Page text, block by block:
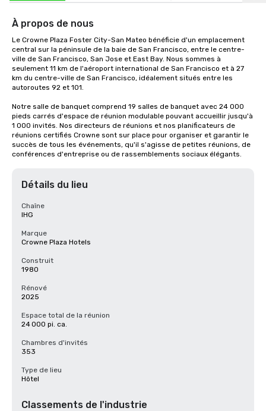
À propos de nous
Le Crowne Plaza Foster City-San Mateo bénéficie d'un emplacement
central sur la péninsule de la baie de San Francisco, entre le centre-
ville de San Francisco, San Jose et East Bay. Nous sommes à
seulement 11 km de l'aéroport international de San Francisco et à 27
km du centre-ville de San Francisco, idéalement situés entre les
autoroutes 92 et 101.
Notre salle de banquet comprend 19 salles de banquet avec 24 000
pieds carrés d'espace de réunion modulable pouvant accueillir jusqu'à
1 000 invités. Nos directeurs de réunions et nos planificateurs de
réunions certifiés Crowne sont sur place pour organiser et garantir le
succès de tous les événements, qu'il s'agisse de petites réunions, de
conférences d'entreprise ou de rassemblements sociaux élégants.
Détails du lieu
Chaîne
IHG
Marque
Crowne Plaza Hotels
Construit
1980
Rénové
2025
Espace total de la réunion
24 000 pi. ca.
Chambres d'invités
353
Type de lieu
Hôtel
Classements de l'industrie